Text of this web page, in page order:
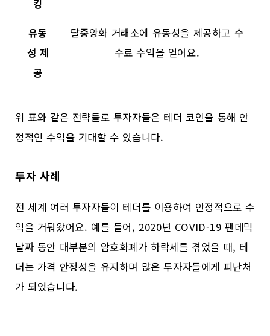
킹
유동
성 제
공
탈중앙화 거래소에 유동성을 제공하고 수
수료 수익을 얻어요.
위 표와 같은 전략들로 투자자들은 테더 코인을 통해 안
정적인 수익을 기대할 수 있습니다.
투자 사례
전 세계 여러 투자자들이 테더를 이용하여 안정적으로 수
익을 거둬왔어요. 예를 들어, 2020년 COVID-19 팬데믹
날짜 동안 대부분의 암호화폐가 하락세를 겪었을 때, 테
더는 가격 안정성을 유지하며 많은 투자자들에게 피난처
가 되었습니다.